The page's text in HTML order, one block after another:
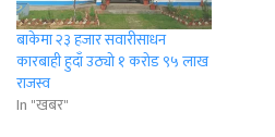
बाकेमा २३ हजार सवारीसाधन
कारबाही हुदाँ उठ्यो १ करोड ९५ लाख
राजस्व
In "खबर"